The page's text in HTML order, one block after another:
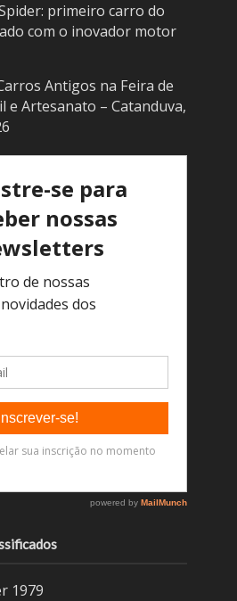
primeiro carro do
com o inovador motor
Antigos na Feira de
e Artesanato – Catanduva,
1979